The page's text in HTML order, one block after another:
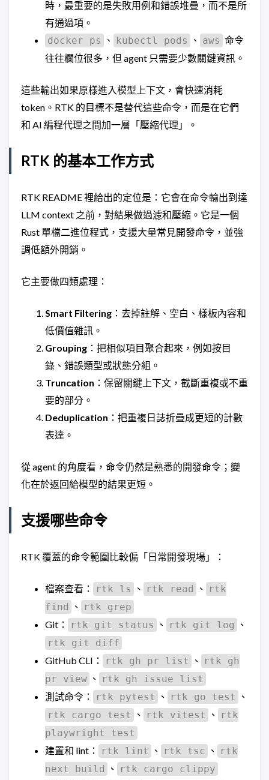
時，最重要的是失敗用例和錯誤堆疊，而不是所
有通過項。
docker ps
、 kubectl pods 、 aws 命令
往往欄位很多，但 agent 只需要少數關鍵資訊。
這些輸出如果原樣進入模型上下文，會快速消耗
token。RTK 的目標不是替代這些命令，而是在它們
和 AI 編程代理之間加一層「壓縮代理」。
RTK 的基本工作方式
RTK README 裡給出的定位是：它會在命令輸出到達
LLM context 之前，對結果做過濾和壓縮。它是一個
Rust 單檔二進位程式，支援大量常見開發命令，並強
調低額外開銷。
它主要做四類處理：
Smart Filtering ：去掉註解、空白、樣板內容和
低價值雜訊。
Grouping ：把相似項目聚合起來，例如按目
錄、錯誤類型或狀態分組。
Truncation ：保留關鍵上下文，截斷重複或不重
要的部分。
Deduplication ：把重複日誌折疊成更短的計數
表達。
從 agent 的角度看，命令仍然是熟悉的開發命令；變
化在於返回給模型的結果更短。
支援哪些命令
RTK 覆蓋的命令範圍比較偏「日常開發現場」：
檔案查看： rtk ls 、 rtk read 、
rtk
find
、
rtk grep
Git：
rtk git status 、 rtk git log
、
rtk git diff
GitHub CLI：
rtk gh pr list 、
rtk gh
pr view 、
rtk gh issue list
測試命令：
rtk pytest 、 rtk go test
、
rtk cargo test
、 rtk vitest 、
rtk
playwright test
建置和 lint：
rtk lint 、 rtk tsc 、
rtk
next build
、
rtk cargo clippy